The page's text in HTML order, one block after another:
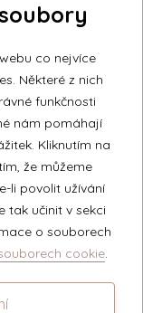
první informováni o
firmy Unipar.
co nejvíce
Některé z nich
funkčnosti
nám pomáhají
Kliknutím na
že můžeme
li povolit užívání
tak učinit v sekci
o souborech
cookie.